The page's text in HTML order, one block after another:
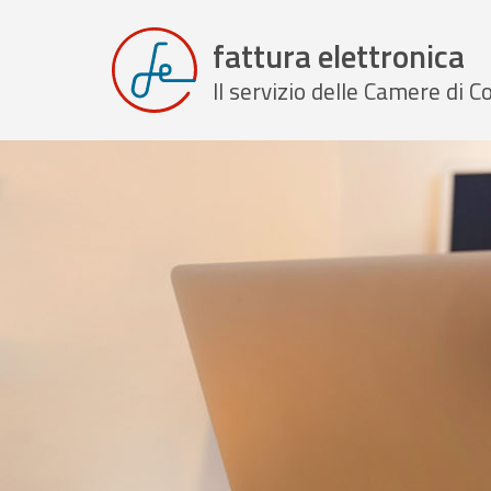
fattura elettronica
Il servizio delle Camere di